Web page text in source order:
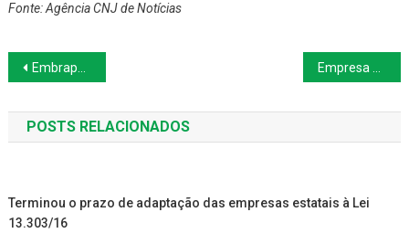
Fonte: Agência CNJ de Notícias
Navegação
de
Post
Embrapa e Marfrig firmam parceria
POSTS RELACIONADOS
Terminou o prazo de adaptação das empresas estatais à Lei
13.303/16